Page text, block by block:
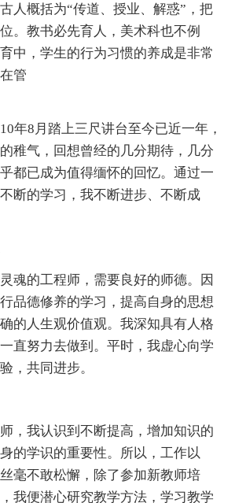
人概括为“传道、授业、解惑”，把
。教书必先育人，美术科也不例
中，学生的行为习惯的养成是非常
管
年8月踏上三尺讲台至今已近一年，
稚气，回想曾经的几分期待，几分
都已成为值得缅怀的回忆。通过一
断的学习，我不断进步、不断成
魂的工程师，需要良好的师德。因
品德修养的学习，提高自身的思想
的人生观价值观。我深知具有人格
直努力去做到。平时，我虚心向学
，共同进步。
，我认识到不断提高，增加知识的
的学识的重要性。所以，工作以
毫不敢松懈，除了参加新教师培
我便潜心研究教学方法，学习教学